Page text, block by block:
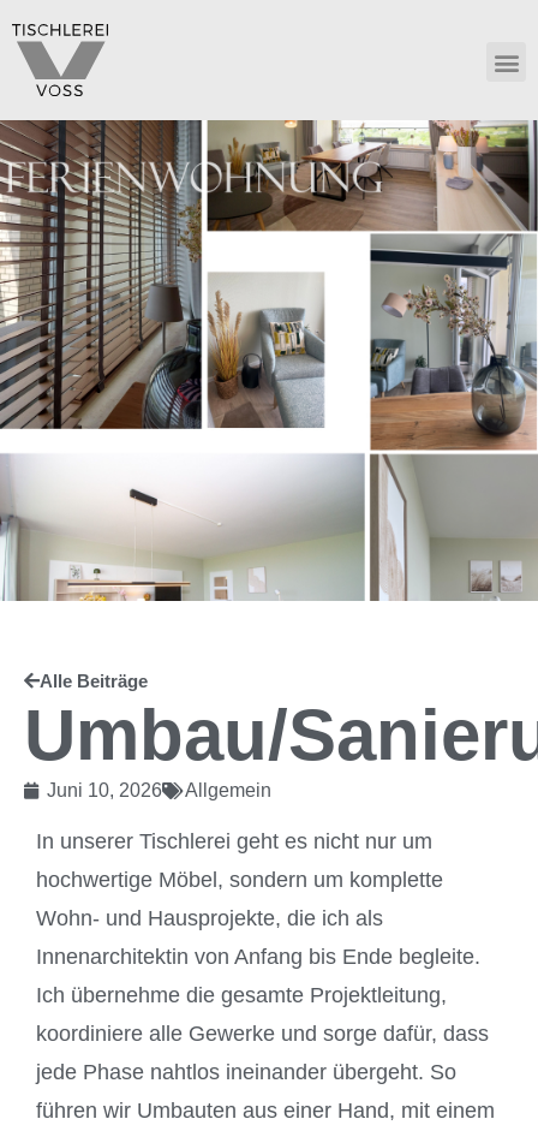
Alle Beiträge
Umbau/
Juni 10, 2026 Allgemein
In unserer Tischlerei geht es nicht nur um
hochwertige Möbel, sondern um komplette
Wohn- und Hausprojekte, die ich als
Innenarchitektin von Anfang bis Ende begleite.
Ich übernehme die gesamte Projektleitung,
koordiniere alle Gewerke und sorge dafür, dass
jede Phase nahtlos ineinander übergeht. So
führen wir Umbauten aus einer Hand, mit einem